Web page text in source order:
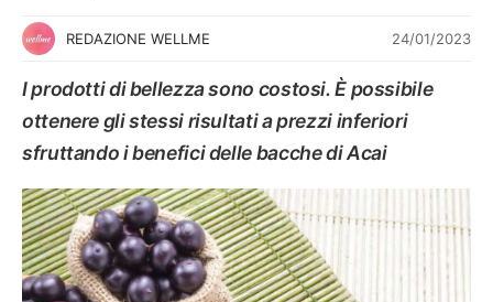
REDAZIONE WELLME 24/01/2023
I prodotti di bellezza sono costosi. È possibile
ottenere gli stessi risultati a prezzi inferiori
sfruttando i benefici delle bacche di Acai
BELLEZZA